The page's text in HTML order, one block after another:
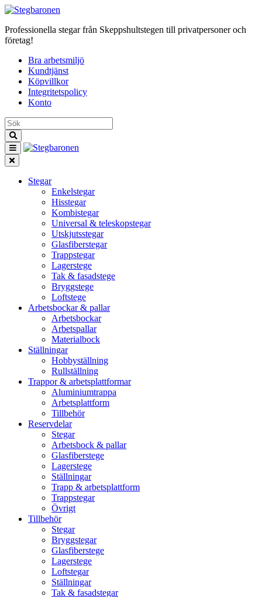
Professionella stegar från Skeppshultstegen till privatpersoner och
företag!
Bra arbetsmiljö
Kundtjänst
Köpvillkor
Integritetspolicy
Konto
Stegar
Enkelstegar
Hisstegar
Kombistegar
Universal & teleskopstegar
Utskjutsstegar
Glasfiberstegar
Trappstegar
Lagerstege
Tak & fasadstege
Bryggstege
Loftstege
Arbetsbockar & pallar
Arbetsbockar
Arbetspallar
Materialbock
Ställningar
Hobbyställning
Rullställning
Trappor & arbetsplattformar
Aluminiumtrappa
Arbetsplattform
Tillbehör
Reservdelar
Stegar
Arbetsbock & pallar
Glasfiberstege
Lagerstege
Ställningar
Trapp & arbetsplattform
Trappstegar
Övrigt
Tillbehör
Stegar
Bryggstegar
Glasfiberstege
Lagerstege
Loftstegar
Ställningar
Tak & fasadstegar